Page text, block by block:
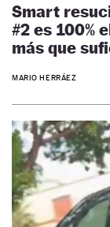
Smart
#2 es 100%
más que
MARIO HERRÁEZ